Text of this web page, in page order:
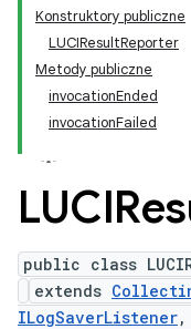
Konstruktory publiczne
LUCIResultReporter
Metody publiczne
invocationEnded
invocationFailed
public class
extends
ILogSaverListener,